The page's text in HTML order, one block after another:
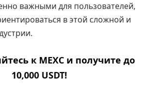
важными для пользователей,
в этой сложной и
к MEXC и получите до
10,000 USDT!